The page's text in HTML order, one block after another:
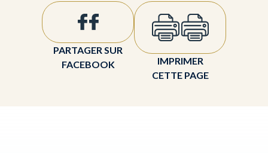
PARTAGER SUR
FACEBOOK
IMPRIMER
CETTE PAGE